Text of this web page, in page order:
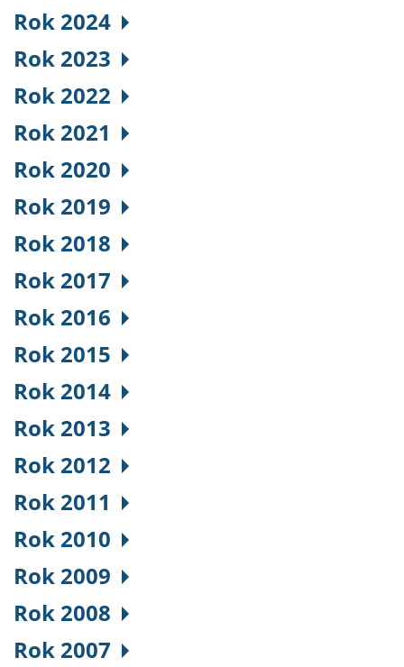
Rok 2024
Rok 2023
Rok 2022
Rok 2021
Rok 2020
Rok 2019
Rok 2018
Rok 2017
Rok 2016
Rok 2015
Rok 2014
Rok 2013
Rok 2012
Rok 2011
Rok 2010
Rok 2009
Rok 2008
Rok 2007